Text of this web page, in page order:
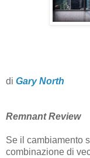
di Gary North
Remnant Review
Se il cambiamento
combinazione di